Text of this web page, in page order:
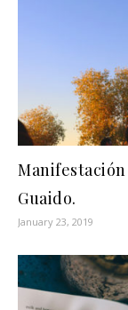
Manifestación
Guaido.
January 23, 2019